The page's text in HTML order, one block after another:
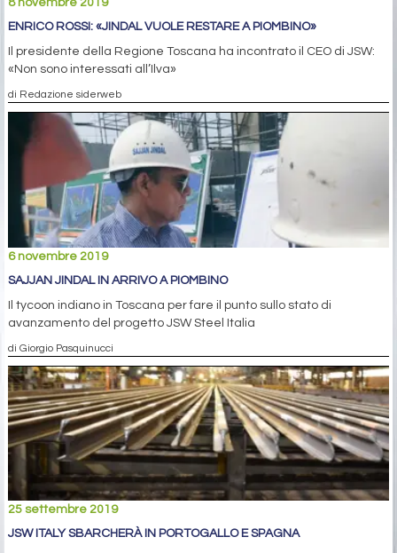
8 novembre 2019
ENRICO ROSSI: «JINDAL VUOLE RESTARE A PIOMBINO»
Il presidente della Regione Toscana ha incontrato il CEO di JSW:
«Non sono interessati all’Ilva»
di Redazione siderweb
6 novembre 2019
SAJJAN JINDAL IN ARRIVO A PIOMBINO
Il tycoon indiano in Toscana per fare il punto sullo stato di
avanzamento del progetto JSW Steel Italia
di Giorgio Pasquinucci
25 settembre 2019
JSW ITALY SBARCHERÀ IN PORTOGALLO E SPAGNA